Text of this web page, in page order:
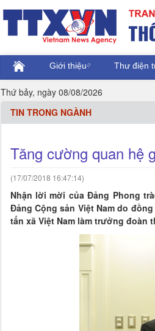
Giới thiệu Thư điện
Thứ bảy, ngày 08/08/2026
TIN TRONG NGÀNH
Tăng cường quan hệ
(17/07/2018 16:47:14)
Nhận lời mời của Đảng Phong
Đảng Cộng sản Việt Nam do
tấn xã Việt Nam làm trưởng đoàn